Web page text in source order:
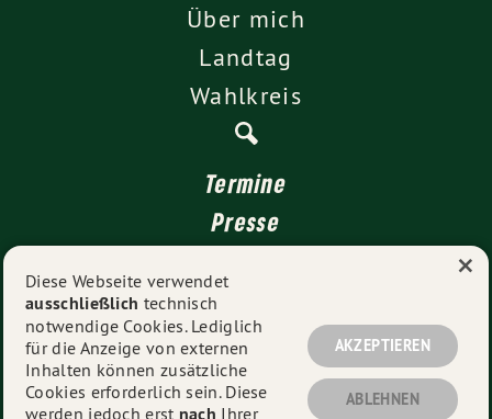
Über mich
Landtag
Wahlkreis
Termine
Presse
Impressum
Datenschutz
Diese Webseite verwendet
ausschließlich technisch
notwendige Cookies. Lediglich
für die Anzeige von externen
Inhalten können zusätzliche
Cookies erforderlich sein. Diese
werden jedoch erst
Ihrer
AKZEPTIEREN
ABLEHNEN
×